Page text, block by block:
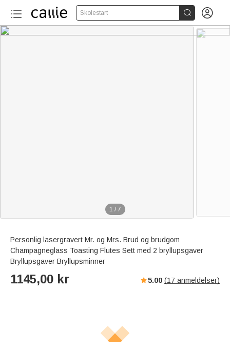
Skolestart  
1 / 7
Personlig lasergravert Mr. og Mrs. Brud og brudgom
Champagneglass Toasting Flutes Sett med 2 bryllupsgaver
Bryllupsgaver Bryllupsminner
1145,00 kr 5.00 (17 anmeldelser)